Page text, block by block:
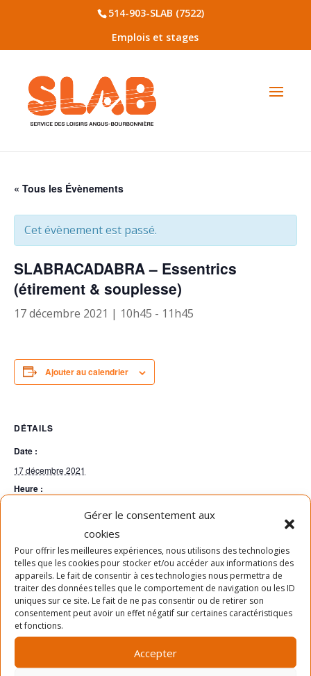
Gérer le consentement aux
cookies
Pour offrir les meilleures expériences, nous utilisons des technologies
telles que les cookies pour stocker et/ou accéder aux informations des
appareils. Le fait de consentir à ces technologies nous permettra de
traiter des données telles que le comportement de navigation ou les ID
uniques sur ce site. Le fait de ne pas consentir ou de retirer son
consentement peut avoir un effet négatif sur certaines caractéristiques
et fonctions.
Accepter
514-903-SLAB (7522)
Emplois et stages
« Tous les Évènements
Cet évènement est passé.
SLABRACADABRA – Essentrics
(étirement & souplesse)
17 décembre 2021 | 10h45 - 11h45
Ajouter au calendrier
DÉTAILS
Date :
17 décembre 2021
Heure :
SLABRACADABRA – Yoga-Hatha
intermédiaire
SLABRACADABRA – Yoga 50+
intermédiaire